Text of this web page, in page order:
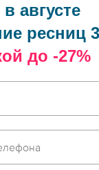
августе
ресниц
до -27%